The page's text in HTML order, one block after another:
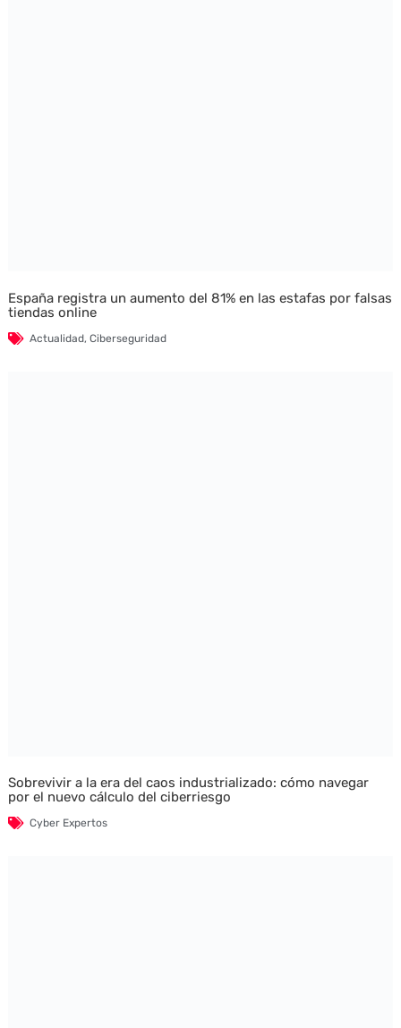
España registra un aumento del 81% en las estafas por falsas
tiendas online
Actualidad, Ciberseguridad
Sobrevivir a la era del caos industrializado: cómo navegar
por el nuevo cálculo del ciberriesgo
Cyber Expertos